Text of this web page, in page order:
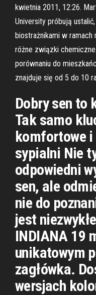
kwietnia 2011, 12:26.
University próbują
biostrażnikami w
różne związki
porównaniu do
znajduje się od 5 do 10
Dobry sen to
Tak samo
komfortowe i
sypialni Nie
odpowiedni
sen, ale
nie do
jest
INDIANA 19
unikatowym
zagłówka.
wersjach